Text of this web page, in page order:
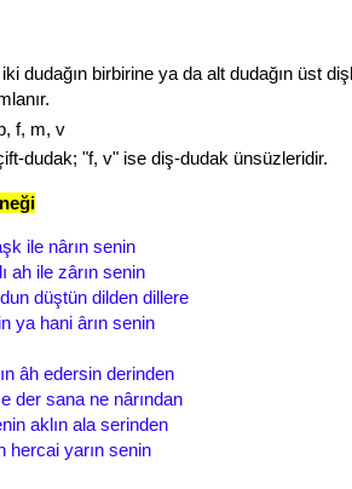
dudağın birbirine ya da alt dudağın üst
f, m, v
dudak; "f, v" ise diş-dudak ünsüzleridir.
ile nârın senin
ah ile zârın senin
düştün dilden dillere
ya hani ârın senin
âh edersin derinden
der sana ne nârından
aklın ala serinden
hercai yarın senin